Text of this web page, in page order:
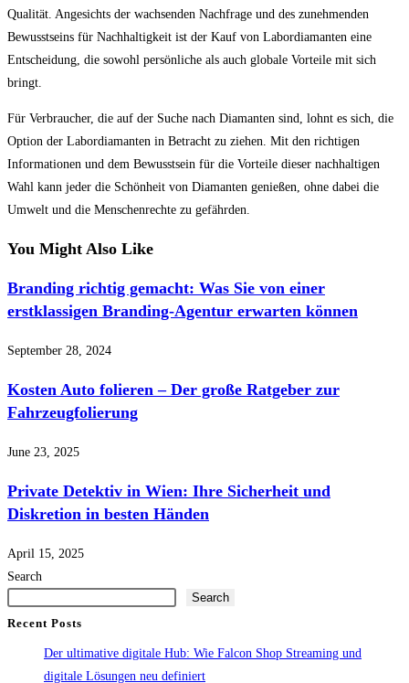
Qualität. Angesichts der wachsenden Nachfrage und des zunehmenden
Bewusstseins für Nachhaltigkeit ist der Kauf von Labordiamanten eine
Entscheidung, die sowohl persönliche als auch globale Vorteile mit sich
bringt.
Für Verbraucher, die auf der Suche nach Diamanten sind, lohnt es sich, die
Option der Labordiamanten in Betracht zu ziehen. Mit den richtigen
Informationen und dem Bewusstsein für die Vorteile dieser nachhaltigen
Wahl kann jeder die Schönheit von Diamanten genießen, ohne dabei die
Umwelt und die Menschenrechte zu gefährden.
You Might Also Like
Branding richtig gemacht: Was Sie von einer
erstklassigen Branding-Agentur erwarten können
September 28, 2024
Kosten Auto folieren – Der große Ratgeber zur
Fahrzeugfolierung
June 23, 2025
Private Detektiv in Wien: Ihre Sicherheit und
Diskretion in besten Händen
April 15, 2025
Search
Search
Recent Posts
Der ultimative digitale Hub: Wie Falcon Shop Streaming und
digitale Lösungen neu definiert